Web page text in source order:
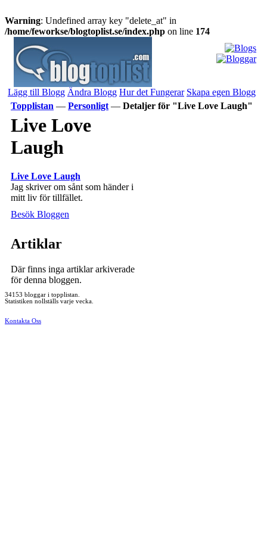
Warning: Undefined array key "delete_at" in
/home/feworkse/blogtoplist.se/index.php on line 174
Lägg till Blogg Ändra Blogg Hur det Fungerar Skapa egen Blogg
Topplistan — Personligt — Detaljer för "Live Love Laugh"
Live Love
Laugh
Live Love Laugh
Jag skriver om sånt som händer i
mitt liv för tillfället.
Besök Bloggen
Artiklar
Där finns inga artiklar arkiverade
för denna bloggen.
34153 bloggar i topplistan.
Statistiken nollställs varje vecka.
Kontakta Oss